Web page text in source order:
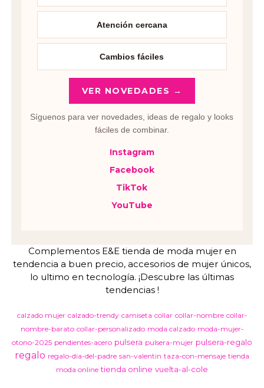
Atención cercana
Cambios fáciles
VER NOVEDADES →
Síguenos para ver novedades, ideas de regalo y looks
fáciles de combinar.
Instagram
Facebook
TikTok
YouTube
Complementos E&E tienda de moda mujer en
tendencia a buen precio, accesorios de mujer únicos,
lo ultimo en tecnología. ¡Descubre las últimas
tendencias !
calzado mujer calzado-trendy camiseta collar collar-nombre collar-
nombre-barato collar-personalizado moda calzado moda-mujer-
otono-2025 pendientes-acero pulsera pulsera-mujer pulsera-regalo
regalo regalo-dia-del-padre san-valentin taza-con-mensaje tienda
moda online tienda online vuelta-al-cole